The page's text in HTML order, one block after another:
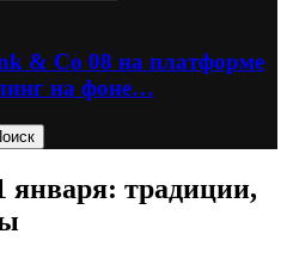
& Co 08 на платформе
на фоне…
января: традиции,